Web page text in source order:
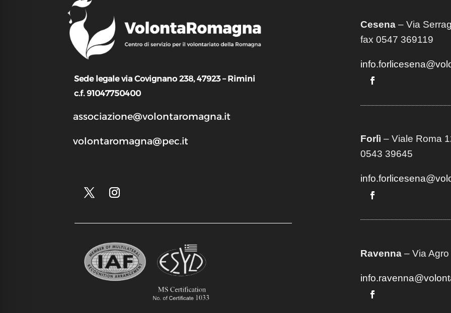
Sede legale via Covignano 238, 47923 – Rimini
c.f. 91047750400
associazione@volontaromagna.it
volontaromagna@pec.it
Cesena– Via
fax 0547 369119
Forlì – Viale Roma
0543 39645
Ravenna– Via Agro